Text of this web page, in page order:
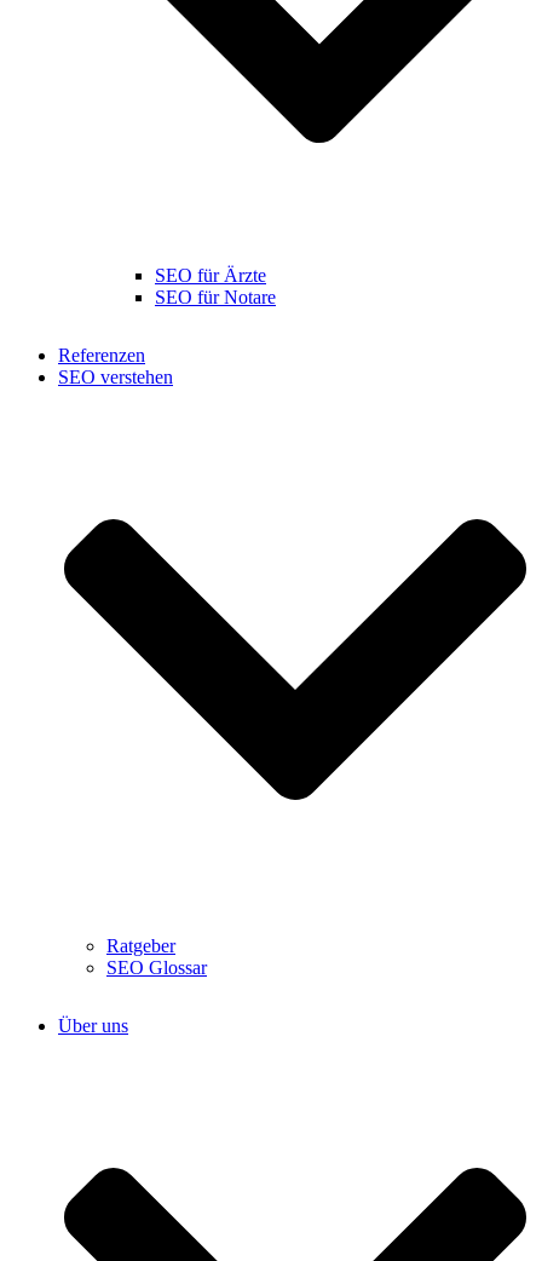
SEO für Ärzte
SEO für Notare
Referenzen
SEO verstehen
Ratgeber
SEO Glossar
Über uns